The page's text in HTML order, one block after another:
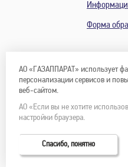
Форма
АО «ГАЗАППАРАТ» использует
персонализации сервисов и
веб-сайтом.
АО «Если вы не хотите
настройки браузера.
Спасибо, понятно